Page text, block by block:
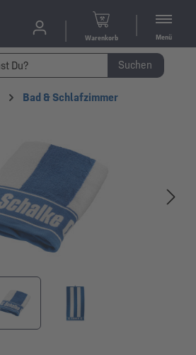
Warenkorb Menü
Suchen
Bad & Schlafzimmer